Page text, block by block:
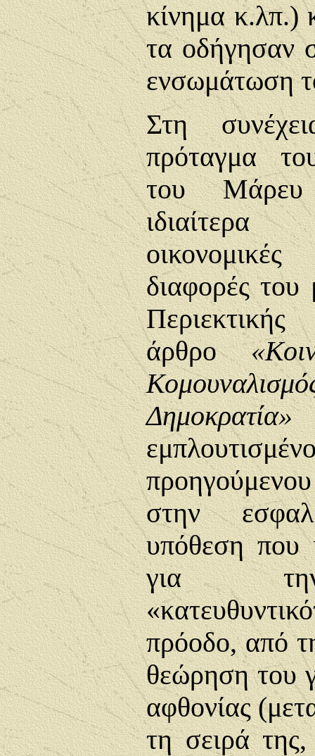
κίνημα κ.λπ.)
τα οδήγησαν
ενσωμάτωση
Στη
πρόταγμα
του Μάρευ
διαφορές
άρθρο«
Δημοκρατία»
στην
υπόθεση που
για την
πρόοδο, από
θεώρηση του
αφθονίας
τη σειρά